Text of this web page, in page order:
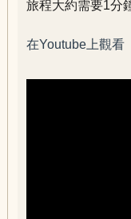
旅程大約需要1分
在Youtube上觀看